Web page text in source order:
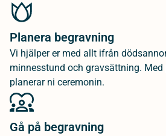
Planera begravning
Vi hjälper er med allt ifrån
minnesstund och gravsättning.
planerar ni ceremonin.
Gå på begravning